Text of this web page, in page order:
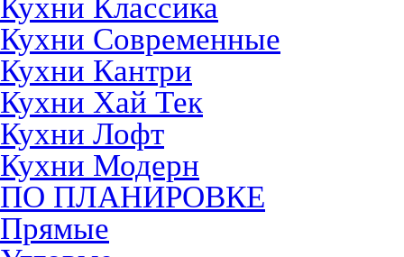
Кухни Классика
Кухни Современные
Кухни Кантри
Кухни Хай Тек
Кухни Лофт
Кухни Модерн
ПО ПЛАНИРОВКЕ
Прямые